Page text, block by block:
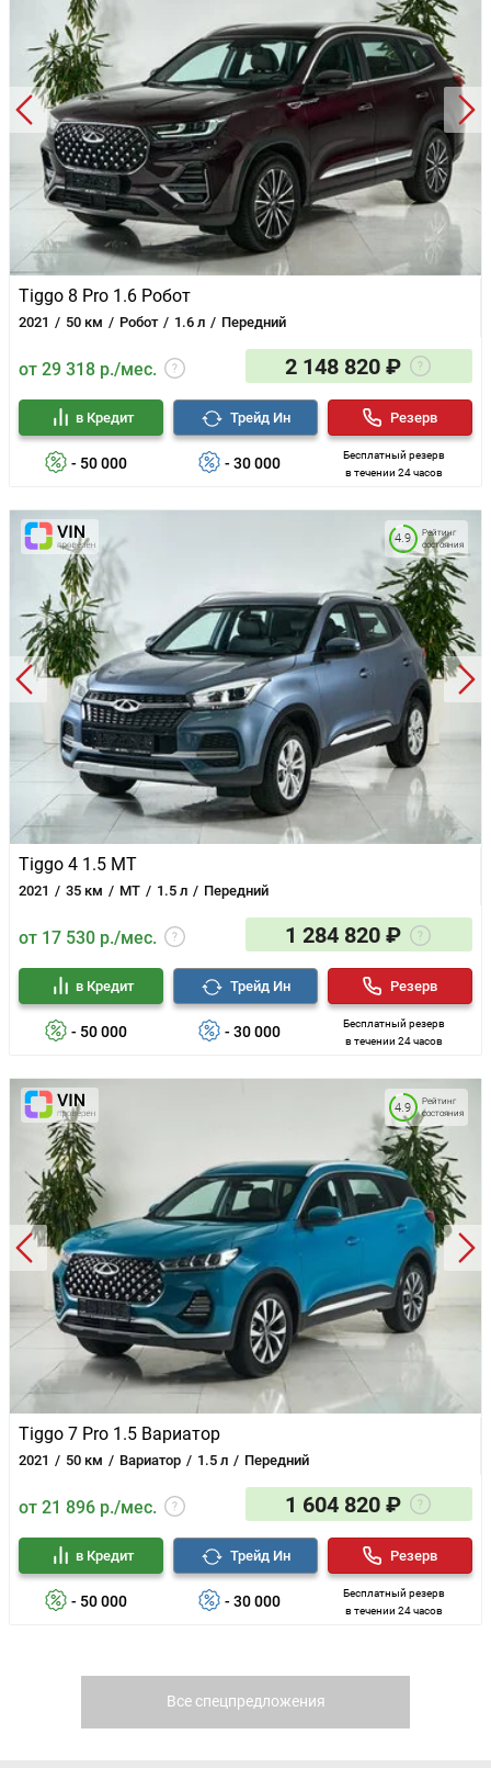
ёмкостью для хранения
Подлокотник 2-го и 3-го рядов сидений
Потолочные светодиодные светильники для 1,2,3 ряда
сидений
Большой сенсорный емкостный дисплей 2х12.3''
Android Auto/Apple CarPlay
Система «Свободные руки»(Hands free) с Bluetooth-
связью с моб. телефоном
Радио
8 динамиков
2 разъема USB + 2 разъема C-Type (спереди и сзади)
Телематическая система CHERY REMOTE - опция
Tiggo 8 Pro 1.6 Робот
2021 50 км Робот 1.6 л Передний
от 29 318 р./мес. 2 148 820 ₽
- 50 000
в Кредит
- 30 000
Трейд Ин
Бесплатный резерв
в течении 24 часов
Резерв
Tiggo 4 1.5 MT
2021 35 км MT 1.5 л Передний
Рейтинг
состояния
4.9
от 17 530 р./мес. 1 284 820 ₽
- 50 000
в Кредит
- 30 000
Трейд Ин
Бесплатный резерв
в течении 24 часов
Резерв
Tiggo 7 Pro 1.5 Вариатор
2021 50 км Вариатор 1.5 л Передний
Рейтинг
состояния
4.9
от 21 896 р./мес. 1 604 820 ₽
- 50 000
в Кредит
- 30 000
Трейд Ин
Бесплатный резерв
в течении 24 часов
Резерв
Все спецпредложения